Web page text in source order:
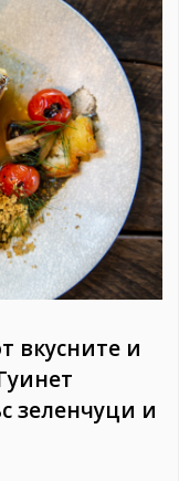
вкусните и
зеленчуци и